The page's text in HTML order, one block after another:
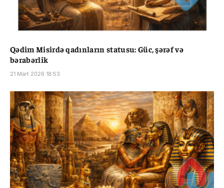
Qədim Misirdə qadınların statusu: Güc, şərəf və
bərabərlik
21 Mart 2026 18:53